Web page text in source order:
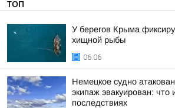
ТОП
У берегов Крыма
хищной рыбы
06:06
Немецкое судно
экипаж эвакуирован: что
последствиях